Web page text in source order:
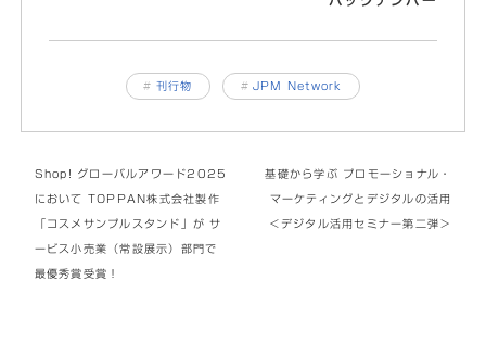
# 刊行物 # JPM Network
Shop! グローバルアワード2025
において TOPPAN株式会社製作
「コスメサンプルスタンド」が サ
ービス小売業（常設展示）部門で
最優秀賞受賞！
基礎から学ぶ プロモーショナル・
マーケティングとデジタルの活用
＜デジタル活用セミナー第二弾＞